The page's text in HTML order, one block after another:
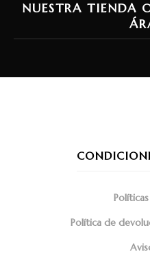
NUESTRA TIENDA
Política de